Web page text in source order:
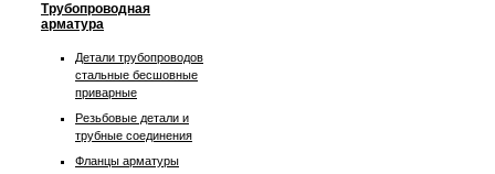
Трубопроводная
арматура
Детали трубопроводов
стальные бесшовные
приварные
Резьбовые детали и
трубные соединения
Фланцы арматуры